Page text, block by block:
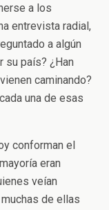
a los
entrevista radial,
a algún
su país? ¿Han
caminando?
una de esas
conforman el
eran
veían
de ellas